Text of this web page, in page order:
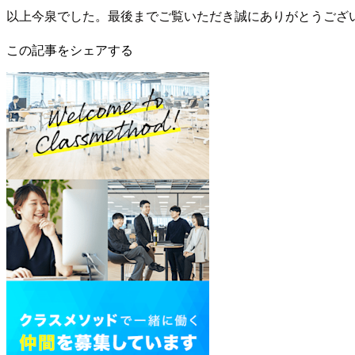
以上今泉でした。最後までご覧いただき誠にありがとうござ
この記事をシェアする